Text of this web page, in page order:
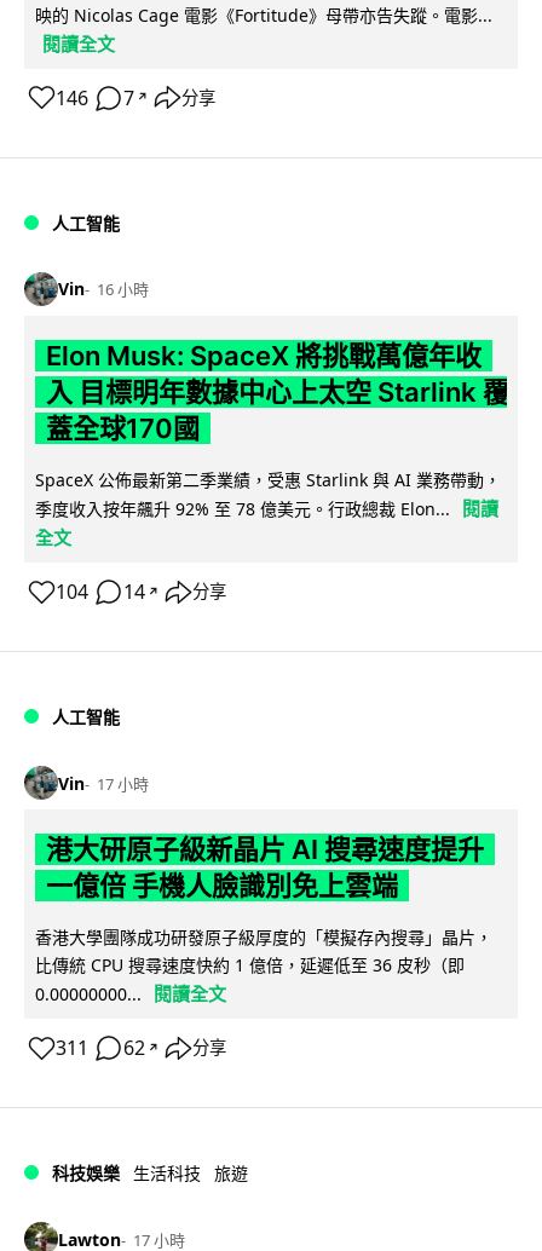
映的 Nicolas Cage 電影《Fortitude》母帶亦告失蹤。電影...
閱讀全文
146 7 ↗ 分享
人工智能
Vin 16 小時
Elon Musk: SpaceX 將挑戰萬億年收
入 目標明年數據中心上太空 Starlink 覆
蓋全球170國
SpaceX 公佈最新第二季業績，受惠 Starlink 與 AI 業務帶動，
季度收入按年飆升 92% 至 78 億美元。行政總裁 Elon...
閱讀
全文
104 14 ↗ 分享
人工智能
Vin 17 小時
港大研原子級新晶片 AI 搜尋速度提升
一億倍 手機人臉識別免上雲端
香港大學團隊成功研發原子級厚度的「模擬存內搜尋」晶片，
比傳統 CPU 搜尋速度快約 1 億倍，延遲低至 36 皮秒（即
0.00000000...
閱讀全文
311 62 ↗ 分享
科技娛樂 生活科技 旅遊
Lawton 17 小時